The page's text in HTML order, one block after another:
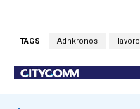
TAGS Adnkronos lavoro